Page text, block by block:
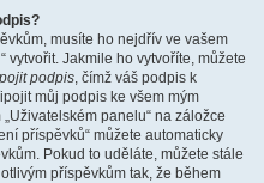
musíte ho nejdřív ve vašem
vytvořit. Jakmile ho vytvoříte, můžete
podpis, čímž váš podpis k
můj podpis ke všem mým
panelu“ na záložce
příspěvků“ můžete automaticky
Pokud to uděláte, můžete stále
příspěvkům tak, že během